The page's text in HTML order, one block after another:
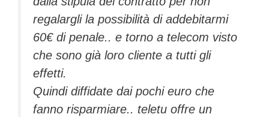
regalargli la possibilità di addebitarmi
60€ di penale.. e torno a telecom visto
che sono già loro cliente a tutti gli
effetti.
Quindi diffidate dai pochi euro che
fanno risparmiare.. teletu offre un